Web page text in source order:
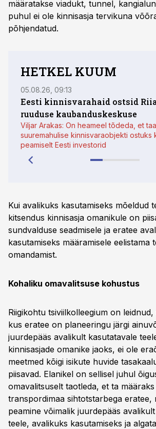
määratakse viadukt, tunnel,
puhul ei ole kinnisasja tervikuna
põhjendatud.
HETKEL KUUM
05.08.26, 09:13
Eesti kinnisvarahaid ostsid
ruuduse kaubanduskeskuse
Viljar Arakas: On heameel tõdeda, et
suuremahulise kinnisvaraobjekti ostuks
peamiselt Eesti investorid
Kui avalikuks kasutamiseks mõeldud
kitsendus kinnisasja omanikule on
sundvalduse seadmisele ja eratee
kasutamiseks määramisele eelistama
omandamist.
Kohaliku omavalitsuse kohustus
Riigikohtu tsiviilkolleegium on
kus eratee on planeeringu järgi
juurdepääs avalikult kasutatavale
kinnisasjade omanike jaoks, ei ole
meetmed kõigi isikute huvide
piisavad. Elanikel on sellisel juhul
omavalitsuselt taotleda, et ta määraks
transpordimaa sihtotstarbega eratee,
peamine võimalik juurdepääs
teele, avalikuks kasutamiseks ja